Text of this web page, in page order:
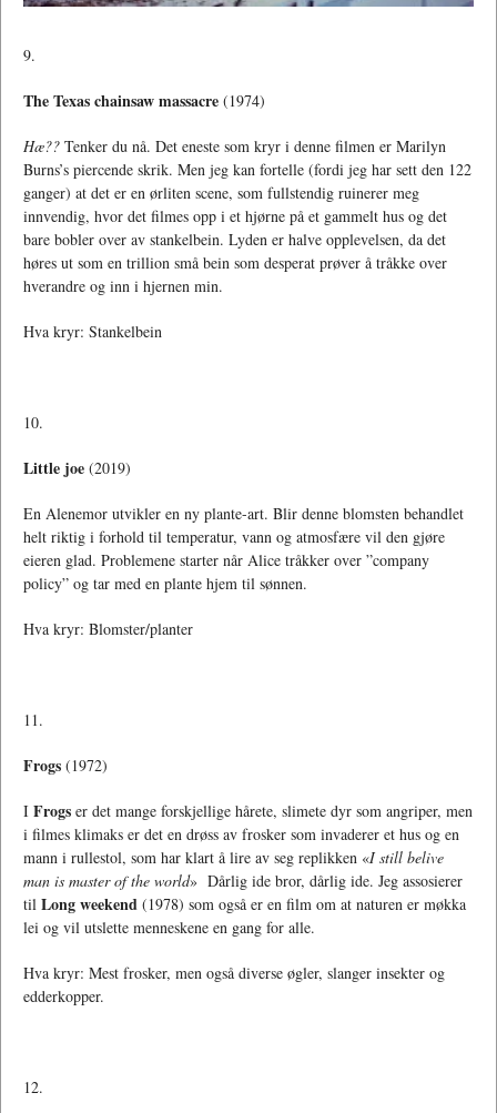
9.
The Texas chainsaw massacre (1974)
Hæ?? Tenker du nå. Det eneste som kryr i denne filmen er Marilyn
Burns’s piercende skrik. Men jeg kan fortelle (fordi jeg har sett den 122
ganger) at det er en ørliten scene, som fullstendig ruinerer meg
innvendig, hvor det filmes opp i et hjørne på et gammelt hus og det
bare bobler over av stankelbein. Lyden er halve opplevelsen, da det
høres ut som en trillion små bein som desperat prøver å tråkke over
hverandre og inn i hjernen min.
Hva kryr: Stankelbein
10.
Little joe (2019)
En Alenemor utvikler en ny plante-art. Blir denne blomsten behandlet
helt riktig i forhold til temperatur, vann og atmosfære vil den gjøre
eieren glad. Problemene starter når Alice tråkker over ”company
policy” og tar med en plante hjem til sønnen.
Hva kryr: Blomster/planter
11.
Frogs (1972)
I Frogs er det mange forskjellige hårete, slimete dyr som angriper, men
i filmes klimaks er det en drøss av frosker som invaderer et hus og en
mann i rullestol, som har klart å lire av seg replikken «I still belive
man is master of the world» Dårlig ide bror, dårlig ide. Jeg assosierer
til Long weekend (1978) som også er en film om at naturen er møkka
lei og vil utslette menneskene en gang for alle.
Hva kryr: Mest frosker, men også diverse øgler, slanger insekter og
edderkopper.
12.